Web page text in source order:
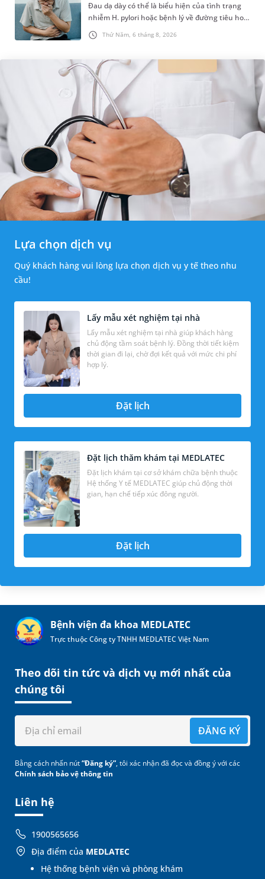
Thứ Năm, 6 tháng 8, 2026
Đau dạ dày có thể là biểu hiện của tình trạng
nhiễm H. pylori hoặc bệnh lý về đường tiêu hoá
khác. Dựa theo nguyên nhân cụ thể, bác sĩ sẽ
cân nhắc chỉ định p...
Lựa chọn dịch vụ
Quý khách hàng vui lòng lựa chọn dịch vụ y tế theo nhu
cầu!
Lấy mẫu xét nghiệm tại nhà
Lấy mẫu xét nghiệm tại nhà giúp khách hàng
chủ động tầm soát bệnh lý. Đồng thời tiết kiệm
thời gian đi lại, chờ đợi kết quả với mức chi phí
hợp lý.
Đặt lịch
Đặt lịch thăm khám tại MEDLATEC
Đặt lịch khám tại cơ sở khám chữa bệnh thuộc
Hệ thống Y tế MEDLATEC giúp chủ động thời
gian, hạn chế tiếp xúc đông người.
Đặt lịch
Bệnh viện đa khoa MEDLATEC
Trực thuộc Công ty TNHH MEDLATEC Việt Nam
Liên hệ
1900565656
Địa điểm của MEDLATEC
Hệ thống bệnh viện và phòng khám
Theo dõi tin tức và dịch vụ mới nhất của
chúng tôi
ĐĂNG KÝ
Bằng cách nhấn nút“Đăng ký”, tôi xác nhận đã đọc và đồng ý với các
Chính sách bảo vệ thông tin